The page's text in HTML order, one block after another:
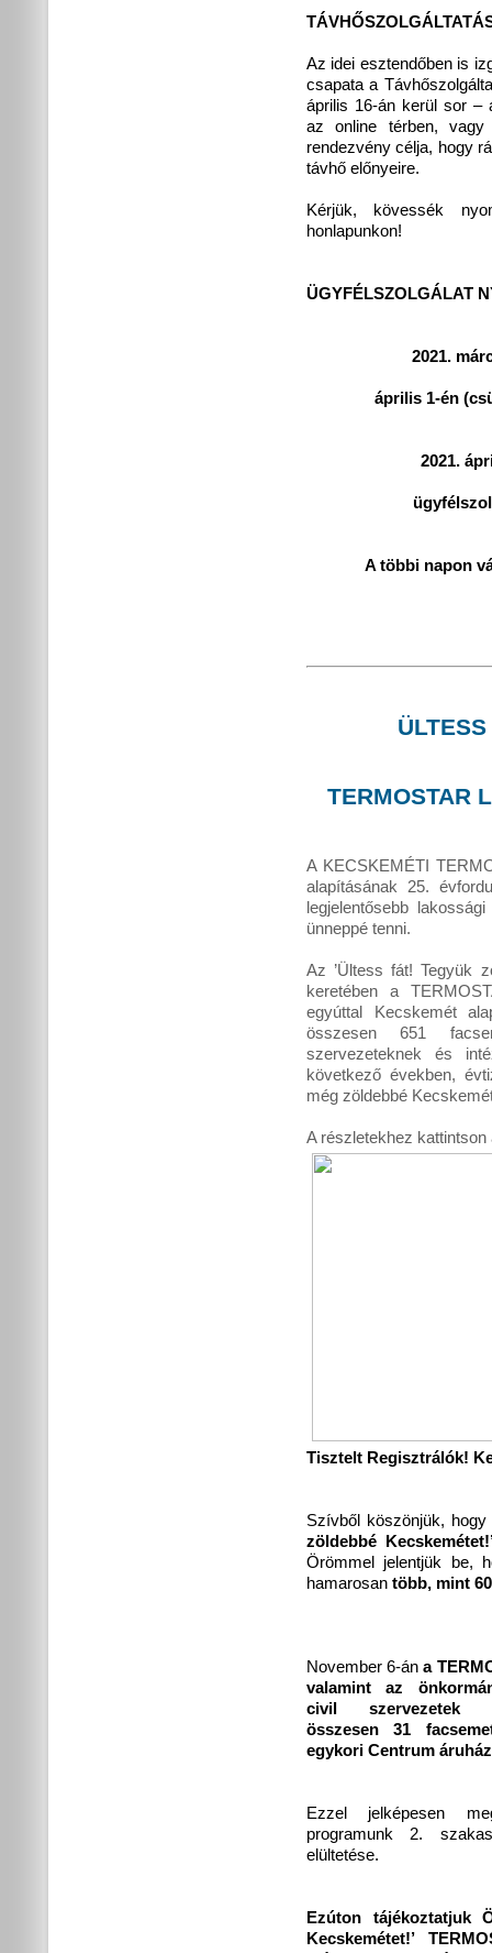
Az idei esztendőben is
csapata a
április 16-án kerül sor –
az online térben, vagy
rendezvény célja, hogy
távhő előnyeire.
Kérjük, kövessék
honlapunkon!
ÜGYFÉLSZOLGÁLAT
2021.
április 1-én
2021.
A többi napon
TERMOSTAR
A KECSKEMÉTI
alapításának 25.
legjelentősebb
ünneppé tenni.
Az ’Ültess fát! Tegyük
keretében a
egyúttal Kecskemét
összesen 651
szervezeteknek és
következő években,
még zöldebbé
A részletekhez kattintson
Tisztelt Regisztrálók!
Szívből köszönjük,
zöldebbé
Örömmel jelentjük be,
hamarosan több, mint
November 6-ána
valamint az
civil szervezetek
összesen 31
egykori Centrum
Ezzel jelképesen
programunk 2.
elültetése.
Ezúton tájékoztatjuk
Kecskemétet!’